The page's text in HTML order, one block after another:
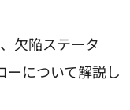
欠陥ステータ
ーについて解説し